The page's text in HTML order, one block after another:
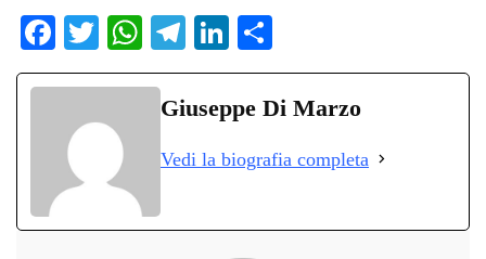
Fa
ce
ok
T
wi
r
W
ha
ts
pp
Te
le
gr
m
Li
nk
ed
on
di
di
Giuseppe Di Marzo
Vedi la biografia completa